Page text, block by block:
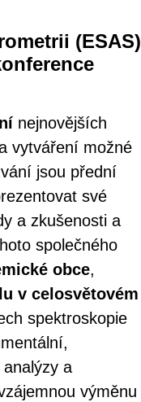
(ESAS)
nejnovějších
vytváření možné
jsou přední
své
a zkušenosti a
společného
obce,
v celosvětovém
spektroskopie
a
výměnu